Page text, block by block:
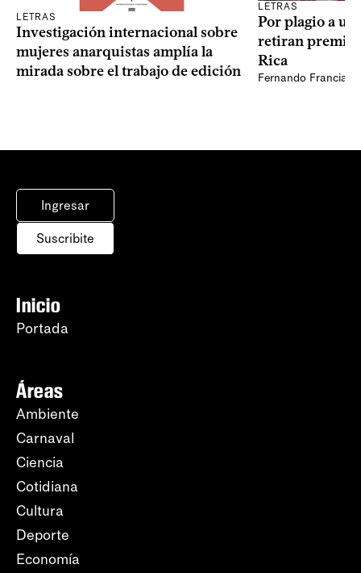
LETRAS
Investigación internacional sobre
mujeres anarquistas amplía la
mirada sobre el trabajo de edición
LETRAS
Por plagio a
retiran premio
Rica
Fernando Francia,
Ingresar
Suscribite
Inicio
Portada
Áreas
Ambiente
Carnaval
Ciencia
Cotidiana
Cultura
Deporte
Economía